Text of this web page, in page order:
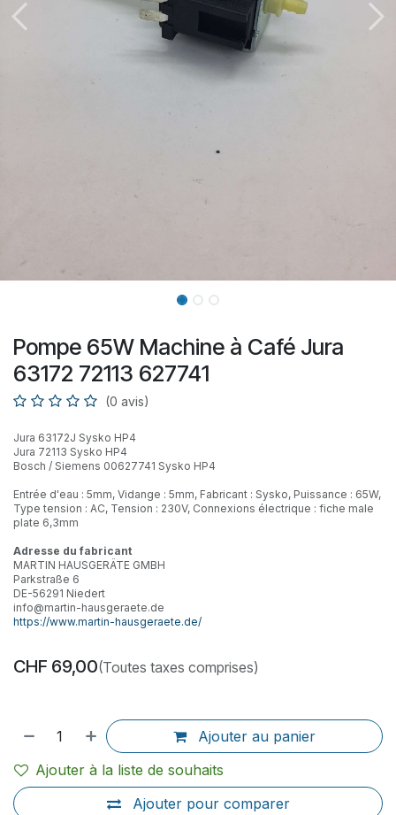
Pompe 65W Machine à Café Jura
63172 72113 627741
(0 avis)
Jura 63172J Sysko HP4
Jura 72113 Sysko HP4
Bosch / Siemens 00627741 Sysko HP4
Entrée d'eau : 5mm, Vidange : 5mm, Fabricant : Sysko, Puissance : 65W,
Type tension : AC, Tension : 230V, Connexions électrique : fiche male
plate 6,3mm
Adresse du fabricant
MARTIN HAUSGERÄTE GMBH
Parkstraße 6
DE-56291 Niedert
info@martin-hausgeraete.de
https://www.martin-hausgeraete.de/
CHF 69,00(Toutes taxes comprises)
Ajouter au panier
Ajouter pour comparer
Ajouter à la liste de souhaits